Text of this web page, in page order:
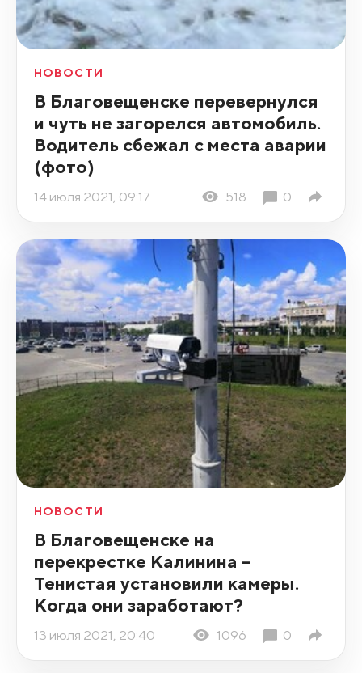
НОВОСТИ
В Благовещенске перевернулся
и чуть не загорелся автомобиль.
Водитель сбежал с места аварии
(фото)
14 июля 2021, 09:17 518 0
НОВОСТИ
В Благовещенске на
перекрестке Калинина –
Тенистая установили камеры.
Когда они заработают?
13 июля 2021, 20:40 1096 0